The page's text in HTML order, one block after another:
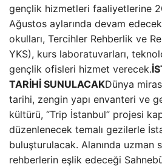
gençlik hizmetleri faaliyetlerine
Ağustos aylarında devam
okulları, Tercihler Rehberlik ve
YKS), kurs laboratuvarları,
gençlik ofisleri hizmet verecek.
TARİHİ SUNULACAKDünya
tarihi, zengin yapı envanteri ve
kültürü, “Trip İstanbul” projesi
düzenlenecek temalı gezilerle
buluşturulacak. Alanında uzman
rehberlerin eşlik edeceği